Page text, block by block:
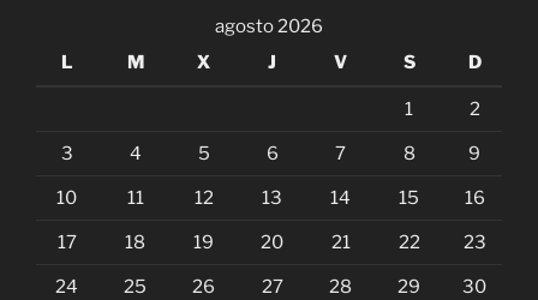
agosto 2026
L
M X J V S D
1 2
3 4 5 6 7 8 9
10 11 12 13 14 15 16
17 18 19 20 21 22 23
24 25 26 27 28 29 30